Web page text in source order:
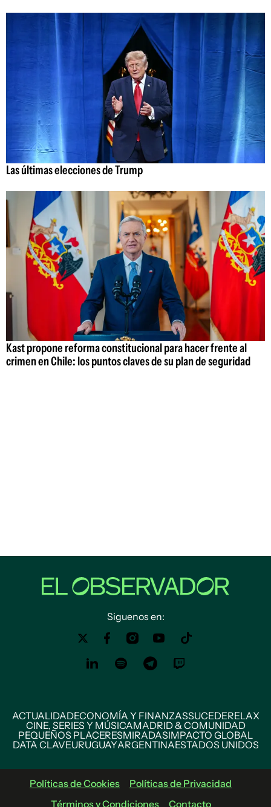
Las últimas elecciones de Trump
Kast propone reforma constitucional para hacer frente al
crimen en Chile: los puntos claves de su plan de seguridad
Siguenos en:
ACTUALIDADECONOMÍA Y FINANZASSUCEDERELAX
CINE, SERIES Y MÚSICAMADRID & COMUNIDAD
PEQUEÑOS PLACERESMIRADASIMPACTO GLOBAL
DATA CLAVEURUGUAYARGENTINAESTADOS UNIDOS
Políticas de Cookies
Políticas de Privacidad
Términos y Condiciones
Contacto